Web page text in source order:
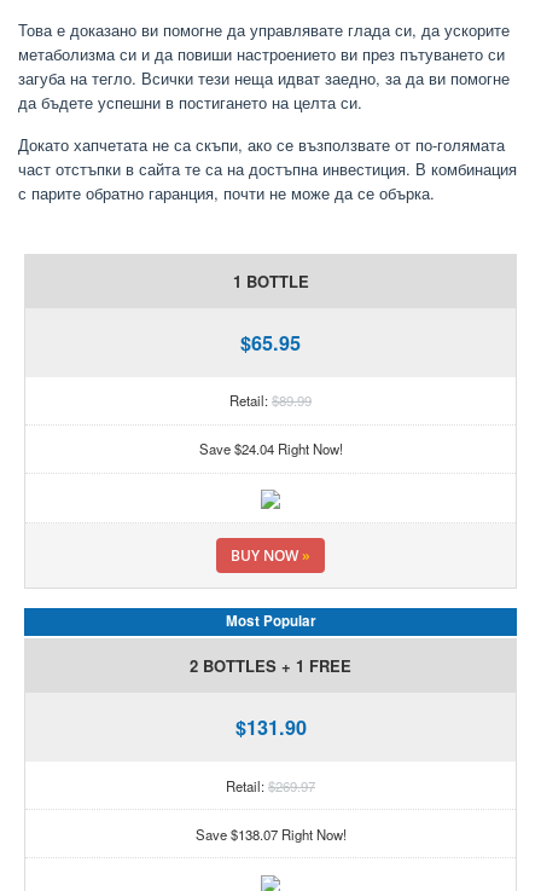
Това е доказано ви помогне да управлявате глада си, да ускорите
метаболизма си и да повиши настроението ви през пътуването си
загуба на тегло. Всички тези неща идват заедно, за да ви помогне
да бъдете успешни в постигането на целта си.
Докато хапчетата не са скъпи, ако се възползвате от по-голямата
част отстъпки в сайта те са на достъпна инвестиция. В комбинация
с парите обратно гаранция, почти не може да се обърка.
1 BOTTLE
$65.95
Retail:$89.99
Save $24.04 Right Now!
BUY NOW»
Most Popular
2 BOTTLES + 1 FREE
$131.90
Retail:$269.97
Save $138.07 Right Now!